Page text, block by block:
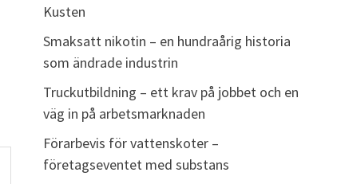
Kusten
Smaksatt nikotin – en hundraårig historia
som ändrade industrin
Truckutbildning – ett krav på jobbet och en
väg in på arbetsmarknaden
Förarbevis för vattenskoter –
företagseventet med substans